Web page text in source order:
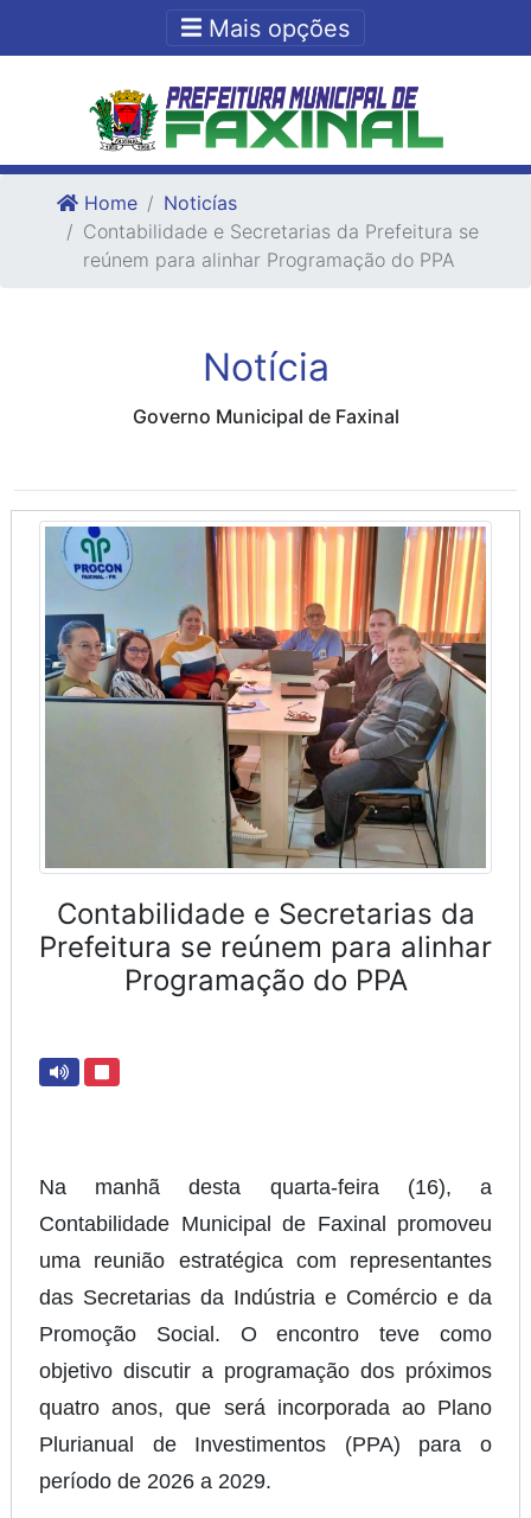
Ir para o fim do conteudo
Mais opções
Home
Noticías
Contabilidade e Secretarias da Prefeitura se
reúnem para alinhar Programação do PPA
Notícia
Governo Municipal de Faxinal
Contabilidade e Secretarias da
Prefeitura se reúnem para alinhar
Programação do PPA
Na manhã desta quarta-feira (16), a
Contabilidade Municipal de Faxinal promoveu
uma reunião estratégica com representantes
das Secretarias da Indústria e Comércio e da
Promoção Social. O encontro teve como
objetivo discutir a programação dos próximos
quatro anos, que será incorporada ao Plano
Plurianual de Investimentos (PPA) para o
período de 2026 a 2029.